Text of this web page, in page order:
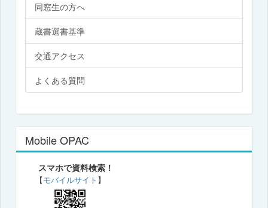
同窓生の方へ
蔵書選書基準
交通アクセス
よくある質問
Mobile OPAC
スマホで資料検索！
【モバイルサイト 】